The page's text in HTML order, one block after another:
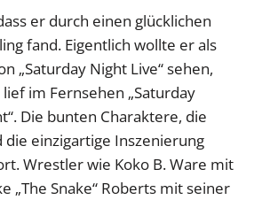
er durch einen glücklichen
fand. Eigentlich wollte er als
„Saturday Night Live“ sehen,
im Fernsehen „Saturday
Die bunten Charaktere, die
die einzigartige Inszenierung
Wrestler wie Koko B. Ware mit
„The Snake“ Roberts mit seiner